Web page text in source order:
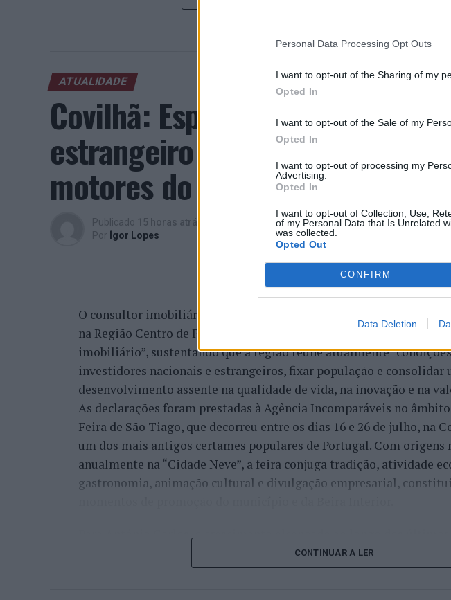
Personal Data Processing Opt Outs
I want to opt-out of the Sharing of my
Opted In
I want to opt-out of the Sale of my
Opted In
I want to opt-out of processing my
Advertising.
Opted In
I want to opt-out of Collection, Use,
of my Personal Data that Is Unrelated
was collected.
Opted Out
CONFIRM
Data Deletion
ATUALIDADE
Covilhã: Especialista aponta
estrangeiro e valorização
motores do crescimento da
Publicado 15 horas atrás
Por Ígor Lopes
O consultor imobiliário português, António Carlos, defende que a
na Região Centro de Portugal, atravessa um período de “forte
imobiliário”, sustentando que a região reúne atualmente
investidores nacionais e estrangeiros, fixar população e consolidar
desenvolvimento assente na qualidade de vida, na inovação e na
As declarações foram prestadas à Agência Incomparáveis no
Feira de São Tiago, que decorreu entre os dias 16 e 26 de julho, na
um dos mais antigos certames populares de Portugal. Com origens
anualmente na “Cidade Neve”, a feira conjuga tradição, atividade
gastronomia, animação cultural e divulgação empresarial,
Para António Carlos, o crescimento alcançado ao longo dos últimos
cumprimento dos objetivos que traçou quando iniciou o seu
empresário considera que o reconhecimento conquistado resulta
CONTINUAR A LER